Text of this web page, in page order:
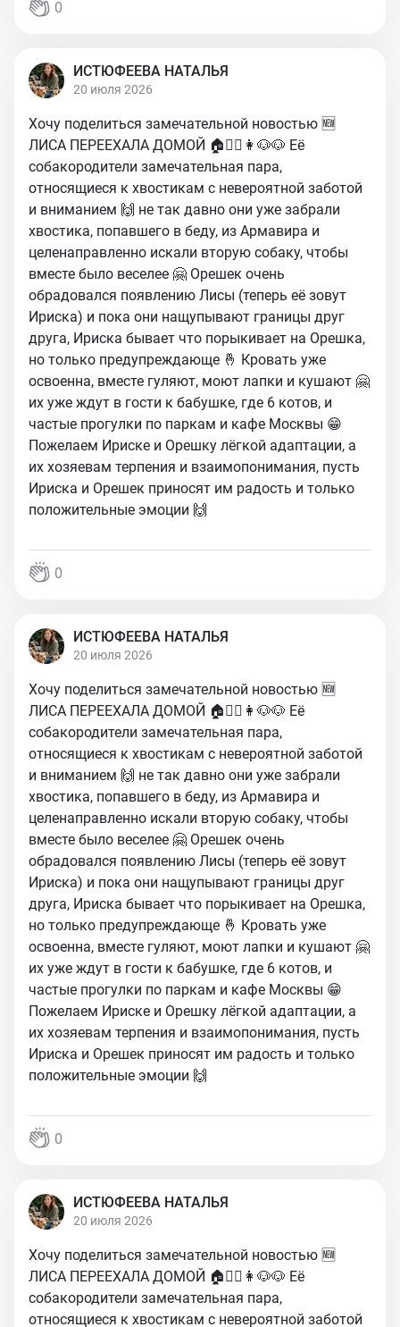
0
ИСТЮФЕЕВА НАТАЛЬЯ
20 июля 2026
Хочу поделиться замечательной новостью 🆕
ЛИСА ПЕРЕЕХАЛА ДОМОЙ 🏠🧔‍♂️👩🐶🐶 Её
собакородители замечательная пара,
относящиеся к хвостикам с невероятной заботой
и вниманием 🙌 не так давно они уже забрали
хвостика, попавшего в беду, из Армавира и
целенаправленно искали вторую собаку, чтобы
вместе было веселее 🤗 Орешек очень
обрадовался появлению Лисы (теперь её зовут
Ириска) и пока они нащупывают границы друг
друга, Ириска бывает что порыкивает на Орешка,
но только предупреждающе 🤞 Кровать уже
освоенна, вместе гуляют, моют лапки и кушают 🤗
их уже ждут в гости к бабушке, где 6 котов, и
частые прогулки по паркам и кафе Москвы 😁
Пожелаем Ириске и Орешку лёгкой адаптации, а
их хозяевам терпения и взаимопонимания, пусть
Ириска и Орешек приносят им радость и только
положительные эмоции 🙌
0
ИСТЮФЕЕВА НАТАЛЬЯ
20 июля 2026
Хочу поделиться замечательной новостью 🆕
ЛИСА ПЕРЕЕХАЛА ДОМОЙ 🏠🧔‍♂️👩🐶🐶 Её
собакородители замечательная пара,
относящиеся к хвостикам с невероятной заботой
и вниманием 🙌 не так давно они уже забрали
хвостика, попавшего в беду, из Армавира и
целенаправленно искали вторую собаку, чтобы
вместе было веселее 🤗 Орешек очень
обрадовался появлению Лисы (теперь её зовут
Ириска) и пока они нащупывают границы друг
друга, Ириска бывает что порыкивает на Орешка,
но только предупреждающе 🤞 Кровать уже
освоенна, вместе гуляют, моют лапки и кушают 🤗
их уже ждут в гости к бабушке, где 6 котов, и
частые прогулки по паркам и кафе Москвы 😁
Пожелаем Ириске и Орешку лёгкой адаптации, а
их хозяевам терпения и взаимопонимания, пусть
Ириска и Орешек приносят им радость и только
положительные эмоции 🙌
0
ИСТЮФЕЕВА НАТАЛЬЯ
20 июля 2026
Хочу поделиться замечательной новостью 🆕
ЛИСА ПЕРЕЕХАЛА ДОМОЙ 🏠🧔‍♂️👩🐶🐶 Её
собакородители замечательная пара,
относящиеся к хвостикам с невероятной заботой